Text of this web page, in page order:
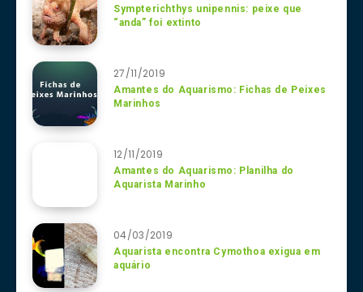
Sympterichthys unipennis: peixe que
“anda” foi extinto
27/11/2019
Amantes do Aquarismo: Fichas de Peixes
Marinhos
12/11/2019
Amantes do Aquarismo: Planilha do
Aquarista Marinho
04/03/2019
Aquarista encontra Cymothoa exigua em
aquário